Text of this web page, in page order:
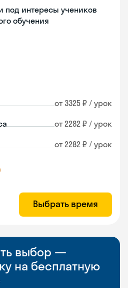
под интересы учеников
обучения
от 3325 ₽ / урок
от 2282 ₽ / урок
от 2282 ₽ / урок
Выбрать время
выбор —
на бесплатную